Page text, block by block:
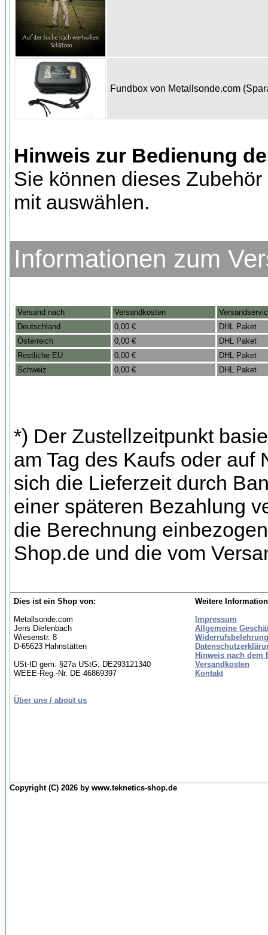
Fundbox von Metallsonde.com
Hinweis zur Bedienung
Sie können dieses
mit auswählen.
Informationen zum
Versand nach Versandkosten
Deutschland
0,00 €
DHL Paket
Österreich
0,00 €
DHL Paket
Restliche EU
0,00 €
DHL Paket
Schweiz
0,00 € DHL Paket
*) Der Zustellzeitpunkt
am Tag des Kaufs oder
sich die Lieferzeit durch
einer späteren Bezahlung
die Berechnung
Shop.de und die vom
Dies ist ein Shop von:
Metallsonde.com
Jens Diefenbach
Wiesenstr. 8
D-65623 Hahnstätten
USt-ID gem. §27a UStG: DE293121340
WEEE-Reg.-Nr. DE 46869397
Über uns / about us
Weitere
Impressum
Allgemeine
Hinweis nach dem
Versandkosten
Kontakt
Copyright (C) 2026 by www.teknetics-shop.de